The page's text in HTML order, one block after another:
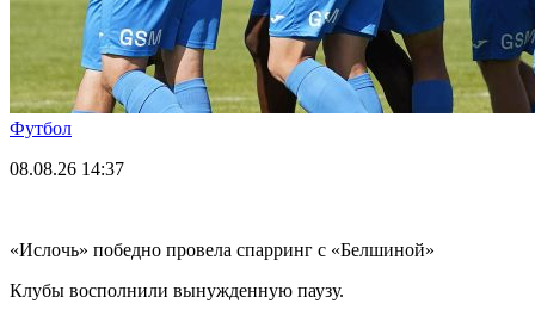
Футбол
08.08.26 14:37
«Ислочь» победно провела спарринг с «Белшиной»
Клубы восполнили вынужденную паузу.